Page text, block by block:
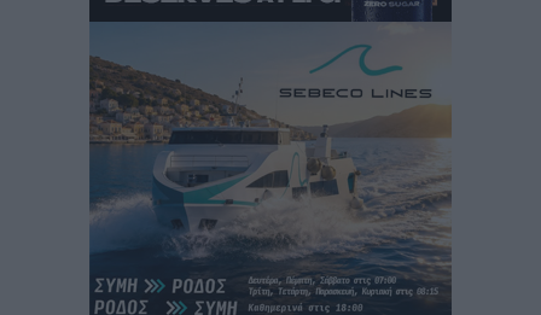
Αθλητικά• πριν 15 ώρες
Άρης Αρχαγγέλου: Στο πλευρό του άτυχου Ιάκωβου
Θωμά
Αθλητικά• πριν 15 ώρες
Φοίβος: Η μεγάλη επιστροφή του Μπρένο Σαλβατιέρα
πριν 15 ώρες
Κλεάνθης: Έτοιμες οι κάρτες διαρκείας της νέας